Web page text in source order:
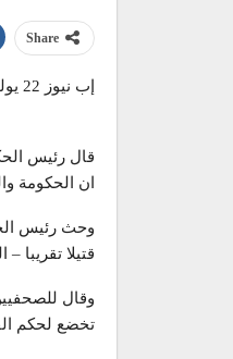
Share
إب نيوز 22 يوليو
قال رئيس
ان الحكومة
قتيلا تقريبا
وقال
تخضع لحكم